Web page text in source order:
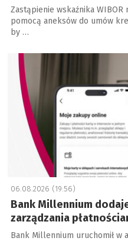
Zastąpienie wskaźnika WIBOR
pomocą aneksów do umów
by …
06.08.2026 (19:56)
Bank Millennium
zarządzania
Bank Millennium uruchomił w